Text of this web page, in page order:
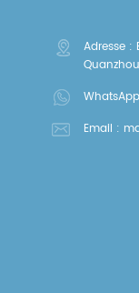
Adresse :
Email :